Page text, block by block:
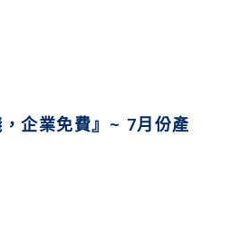
企業免費』~ 7月份產